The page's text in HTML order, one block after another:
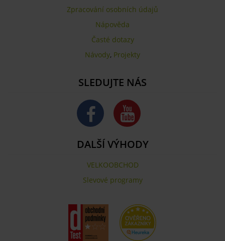
Zpracování osobních údajů
Nápověda
Časté dotazy
Návody, Projekty
SLEDUJTE NÁS
DALŠÍ VÝHODY
VELKOOBCHOD
Slevové programy